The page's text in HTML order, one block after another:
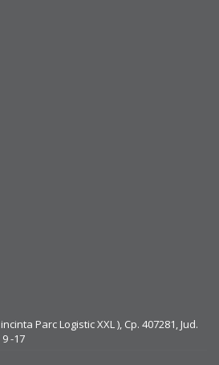
Parc Logistic XXL ), Cp. 407281, Jud.
-17